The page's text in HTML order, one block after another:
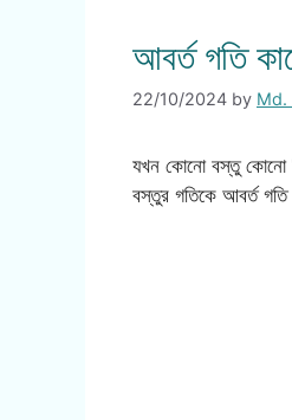
আবর্ত গতি
22/10/2024 by Md.
যখন কোনো বস্তু কোনো
বস্তুর গতিকে আবর্ত